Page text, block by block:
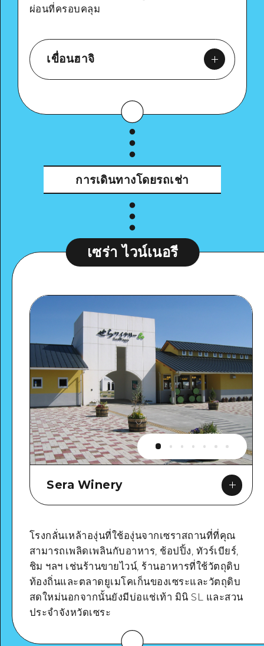
ผ่อนที่ครอบคลุม
เขื่อนฮาจิ
ดูรายละเอียด
การเดินทางโดยรถเช่า
เซร่า ไวน์เนอรี
Sera Winery
Google Maps
ดูรายละเอียด
โรงกลั่นเหล้าองุ่นที่ใช้องุ่นจากเซราสถานที่ที่คุณ
สามารถเพลิดเพลินกับอาหาร, ช้อปปิ้ง, ทัวร์เบียร์,
ชิม ฯลฯ เช่นร้านขายไวน์, ร้านอาหารที่ใช้วัตถุดิบ
ท้องถิ่นและตลาดยูเมโคเก็นของเซระและวัตถุดิบ
สดใหม่นอกจากนั้นยังมีบ่อแช่เท้า มินิ SL และสวน
ประจำจังหวัดเซระ